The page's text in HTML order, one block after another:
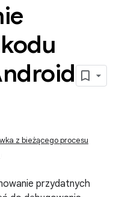
z bieżącego procesu
przydatnych